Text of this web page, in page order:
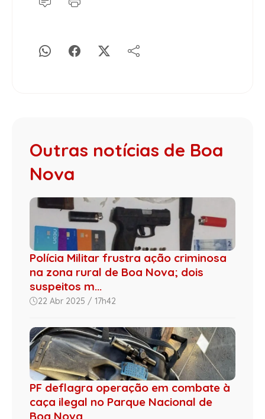
Outras notícias de Boa
Nova
Polícia Militar frustra ação criminosa
na zona rural de Boa Nova; dois
suspeitos m...
22 Abr 2025 / 17h42
PF deflagra operação em combate à
caça ilegal no Parque Nacional de
Boa Nova